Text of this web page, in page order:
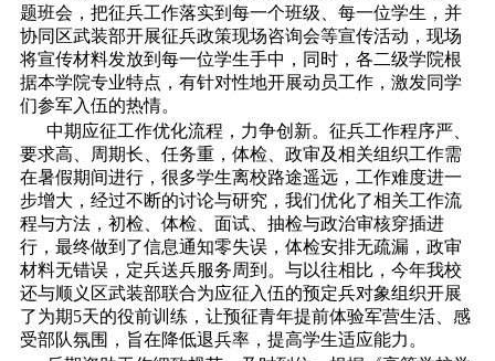
题班会，把征兵工作落实到每一个班级、每一位学生，并
协同区武装部开展征兵政策现场咨询会等宣传活动，现场
将宣传材料发放到每一位学生手中，同时，各二级学院根
据本学院专业特点，有针对性地开展动员工作，激发同学
们参军入伍的热情。
中期应征工作优化流程，力争创新。征兵工作程序严、
要求高、周期长、任务重，体检、政审及相关组织工作需
在暑假期间进行，很多学生离校路途遥远，工作难度进一
步增大，经过不断的讨论与研究，我们优化了相关工作流
程与方法，初检、体检、面试、抽检与政治审核穿插进
行，最终做到了信息通知零失误，体检安排无疏漏，政审
材料无错误，定兵送兵服务周到。与以往相比，今年我校
还与顺义区武装部联合为应征入伍的预定兵对象组织开展
了为期5天的役前训练，让预征青年提前体验军营生活、感
受部队氛围，旨在降低退兵率，提高学生适应能力。